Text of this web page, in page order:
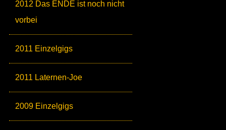
2012 Das ENDE ist noch nicht
vorbei
2011 Einzelgigs
2011 Laternen-Joe
2009 Einzelgigs